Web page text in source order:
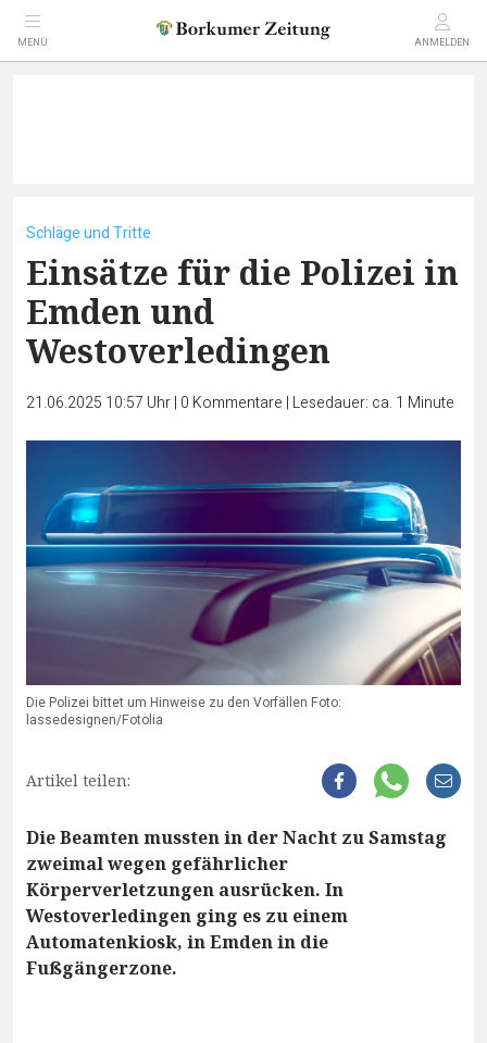
MENÜ ANMELDEN
Schläge und Tritte
Einsätze für die Polizei in
Emden und
Westoverledingen
21.06.2025 10:57 Uhr| 0 Kommentare | Lesedauer: ca. 1 Minute
Die Polizei bittet um Hinweise zu den Vorfällen Foto:
lassedesignen/Fotolia
Artikel teilen:
Die Beamten mussten in der Nacht zu Samstag
zweimal wegen gefährlicher
Körperverletzungen ausrücken. In
Westoverledingen ging es zu einem
Automatenkiosk, in Emden in die
Fußgängerzone.